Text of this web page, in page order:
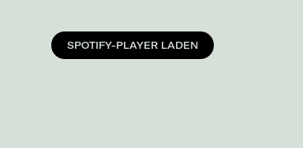
SPOTIFY-PLAYER LADEN